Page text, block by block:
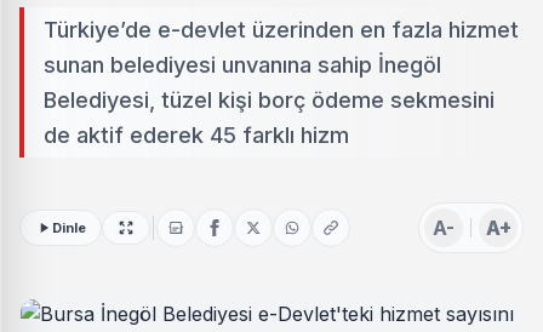
Türkiye’de e-devlet üzerinden en fazla hizmet
sunan belediyesi unvanına sahip İnegöl
Belediyesi, tüzel kişi borç ödeme sekmesini
de aktif ederek 45 farklı hizm
Dinle A- A+